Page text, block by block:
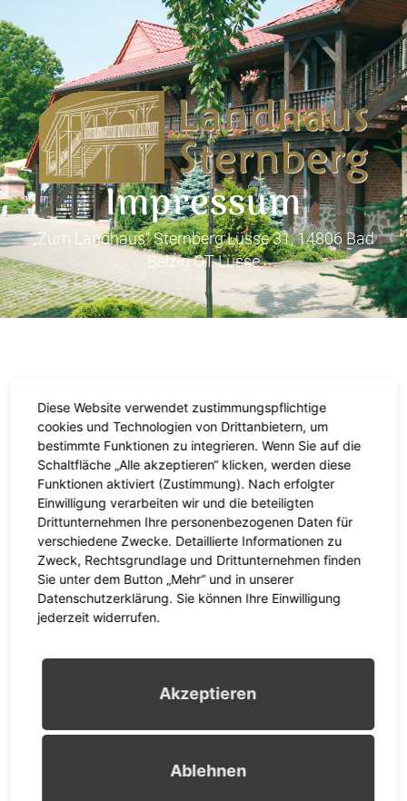
Impressum
„Zum Landhaus“ Sternberg Lüsse 31, 14806 Bad
Belzig OT Lüsse
Impressum
Burgunde Sternberg
Lüsse 31
14806 Bad Belzig OT Lüsse
Kontakt
Telefon: 033841-8145
E-Mail: hotel.sternberg@t-online.de
Umsatzsteuer-ID
Umsatzsteuer-Identifikationsnummer gemäß § 27 a
Diese Website verwendet zustimmungspflichtige
cookies und Technologien von Drittanbietern, um
bestimmte Funktionen zu integrieren. Wenn Sie auf die
Schaltfläche „Alle akzeptieren“ klicken, werden diese
Funktionen aktiviert (Zustimmung). Nach erfolgter
Einwilligung verarbeiten wir und die beteiligten
Drittunternehmen Ihre personenbezogenen Daten für
verschiedene Zwecke. Detaillierte Informationen zu
Zweck, Rechtsgrundlage und Drittunternehmen finden
Sie unter dem Button „Mehr“ und in unserer
Datenschutzerklärung. Sie können Ihre Einwilligung
jederzeit widerrufen.
Akzeptieren
Ablehnen